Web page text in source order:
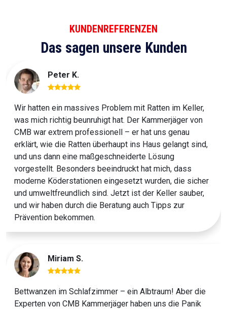
KUNDENREFERENZEN
Das sagen unsere Kunden
Peter K.
Wir hatten ein massives Problem mit Ratten im Keller,
was mich richtig beunruhigt hat. Der Kammerjäger von
CMB war extrem professionell – er hat uns genau
erklärt, wie die Ratten überhaupt ins Haus gelangt sind,
und uns dann eine maßgeschneiderte Lösung
vorgestellt. Besonders beeindruckt hat mich, dass
moderne Köderstationen eingesetzt wurden, die sicher
und umweltfreundlich sind. Jetzt ist der Keller sauber,
und wir haben durch die Beratung auch Tipps zur
Prävention bekommen.
Miriam S.
Bettwanzen im Schlafzimmer – ein Albtraum! Aber die
Experten von CMB Kammerjäger haben uns die Panik